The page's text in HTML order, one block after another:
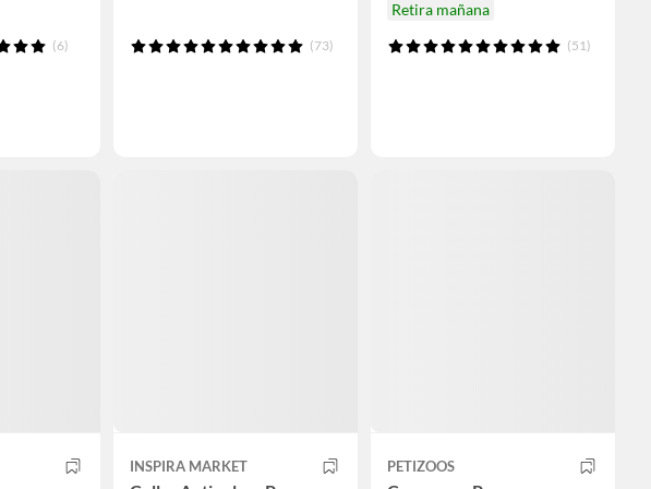
(6) (73)
Retira mañana
(51)
INSPIRA MARKET PETIZOOS